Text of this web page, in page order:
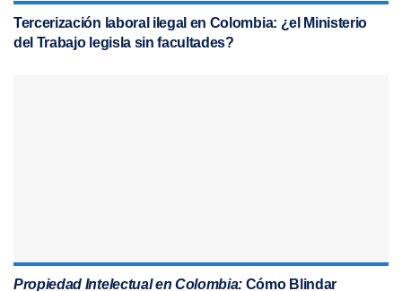
Tercerización laboral ilegal en Colombia: ¿el Ministerio
del Trabajo legisla sin facultades?
Propiedad Intelectual en Colombia: Cómo Blindar